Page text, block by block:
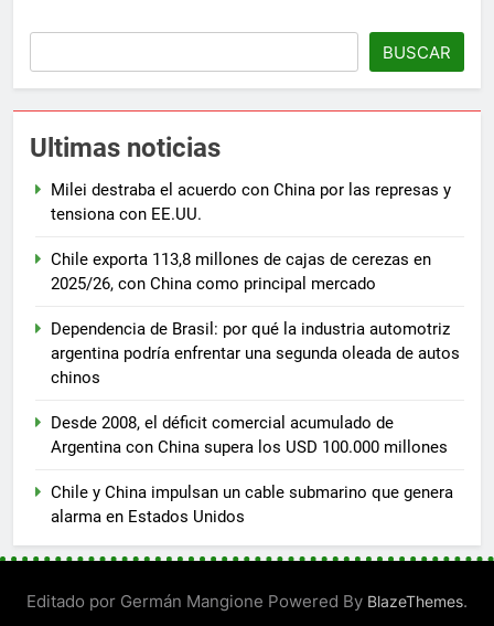
BUSCAR
Ultimas noticias
Milei destraba el acuerdo con China por las represas y
tensiona con EE.UU.
Chile exporta 113,8 millones de cajas de cerezas en
2025/26, con China como principal mercado
Dependencia de Brasil: por qué la industria automotriz
argentina podría enfrentar una segunda oleada de autos
chinos
Desde 2008, el déficit comercial acumulado de
Argentina con China supera los USD 100.000 millones
Chile y China impulsan un cable submarino que genera
alarma en Estados Unidos
Editado por Germán Mangione Powered By BlazeThemes.